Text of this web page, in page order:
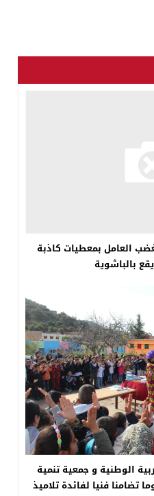
العامل بمعطيات كاذبة
بالباشوية
الوطنية و جمعية تنمية
تضامنا فنيا لفائدة تلاميذ